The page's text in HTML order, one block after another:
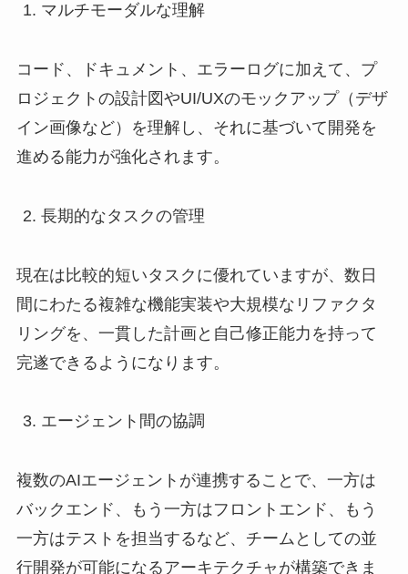
マルチモーダルな理解
コード、ドキュメント、エラーログに加えて、プ
ロジェクトの設計図やUI/UXのモックアップ（デザ
イン画像など）を理解し、それに基づいて開発を
進める能力が強化されます。
長期的なタスクの管理
現在は比較的短いタスクに優れていますが、数日
間にわたる複雑な機能実装や大規模なリファクタ
リングを、一貫した計画と自己修正能力を持って
完遂できるようになります。
エージェント間の協調
複数のAIエージェントが連携することで、一方は
バックエンド、もう一方はフロントエンド、もう
一方はテストを担当するなど、チームとしての並
行開発が可能になるアーキテクチャが構築できま